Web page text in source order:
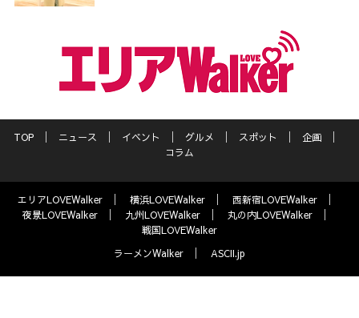
TOP ニュース イベント グルメ スポット
企画
コラム
エリアLOVEWalker 横浜LOVEWalker
西新宿LOVEWalker
夜景LOVEWalker
九州LOVEWalker
丸の内LOVEWalker
戦国LOVEWalker
ラーメンWalker
ASCII.jp